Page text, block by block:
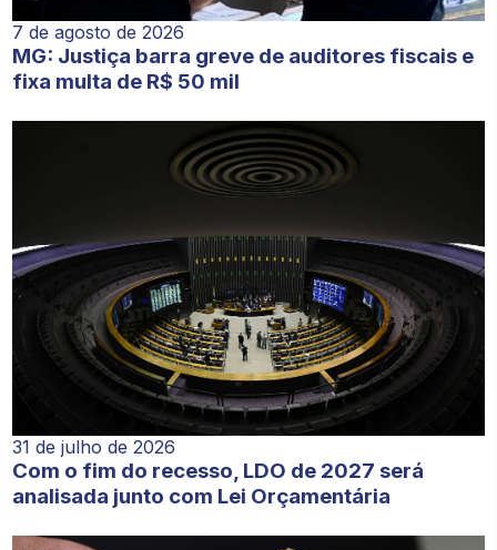
7 de agosto de 2026
MG: Justiça barra greve de auditores fiscais e
fixa multa de R$ 50 mil
31 de julho de 2026
Com o fim do recesso, LDO de 2027 será
analisada junto com Lei Orçamentária